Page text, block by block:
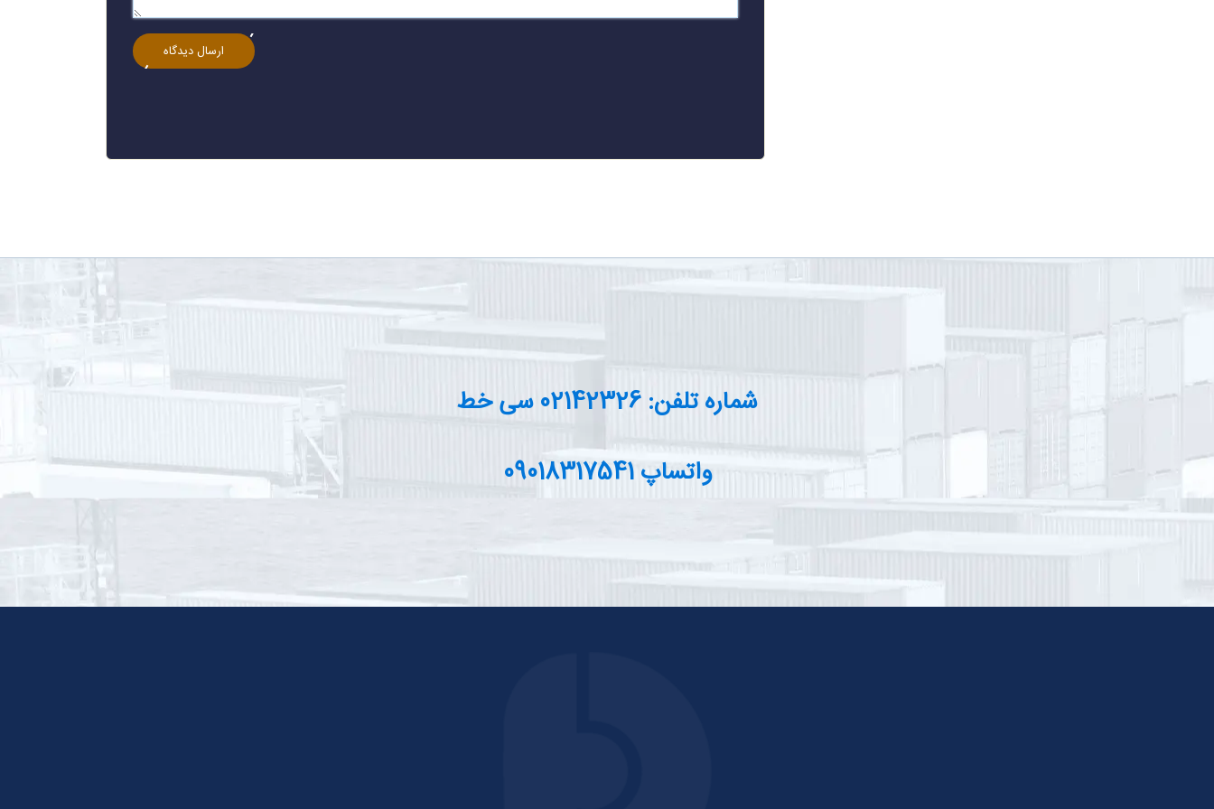
شماره تلفن: 02142326 سی خط
واتساپ 09018317541